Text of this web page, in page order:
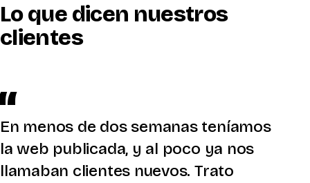
Lo que dicen nuestros
clientes
En menos de dos semanas teníamos
la web publicada, y al poco ya nos
llamaban clientes nuevos. Trato